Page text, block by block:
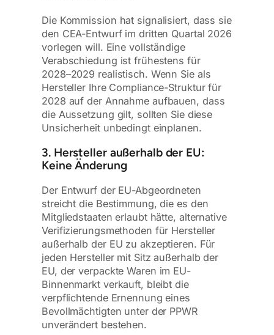
Die Kommission hat signalisiert, dass sie
den CEA-Entwurf im dritten Quartal 2026
vorlegen will. Eine vollständige
Verabschiedung ist frühestens für
2028–2029 realistisch. Wenn Sie als
Hersteller Ihre Compliance-Struktur für
2028 auf der Annahme aufbauen, dass
die Aussetzung gilt, sollten Sie diese
Unsicherheit unbedingt einplanen.
3. Hersteller außerhalb der EU:
Keine Änderung
Der Entwurf der EU-Abgeordneten
streicht die Bestimmung, die es den
Mitgliedstaaten erlaubt hätte, alternative
Verifizierungsmethoden für Hersteller
außerhalb der EU zu akzeptieren. Für
jeden Hersteller mit Sitz außerhalb der
EU, der verpackte Waren im EU-
Binnenmarkt verkauft, bleibt die
verpflichtende Ernennung eines
Bevollmächtigten unter der PPWR
unverändert bestehen.